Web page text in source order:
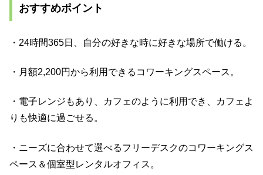
おすすめポイント
・24時間365日、自分の好きな時に好きな場所で働ける。
・月額2,200円から利用できるコワーキングスペース。
・電子レンジもあり、カフェのように利用でき、カフェよ
りも快適に過ごせる。
・ニーズに合わせて選べるフリーデスクのコワーキングス
ペース＆個室型レンタルオフィス。